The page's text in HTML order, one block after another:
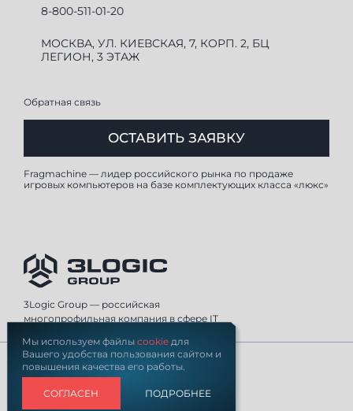
3Logic Group — российская
многопрофильная компания в сфере IT
Обратная связь
ОСТАВИТЬ ЗАЯВКУ
Fragmachine — лидер российского рынка по продаже
игровых компьютеров на базе комплектующих класса «люкс»
8-800-511-01-20
МОСКВА, УЛ. КИЕВСКАЯ, 7, КОРП. 2, БЦ
ЛЕГИОН, 3 ЭТАЖ
© 3Logic Group, 2026
Политика конфиденциальности
Пользовательское соглашение
Политика обработки файлов Cookie
Мы используем файлы cookie для
Вашего удобства пользования сайтом и
повышения качества его работы.
СОГЛАСЕН ПОДРОБНЕЕ